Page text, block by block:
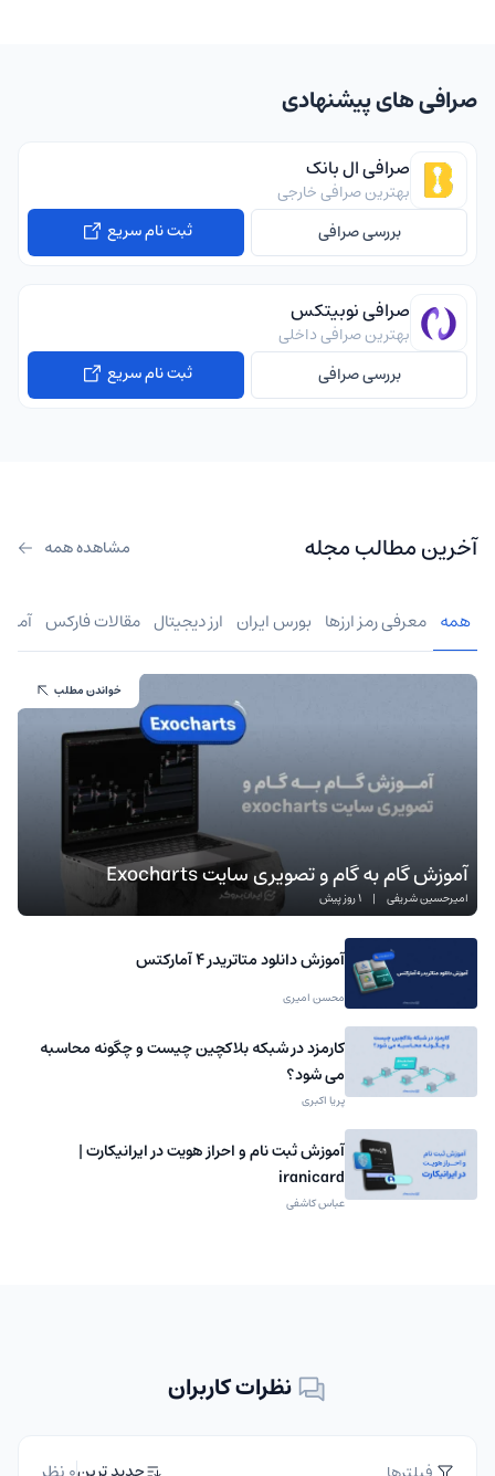
صرافی های پیشنهادی
صرافی ال بانک
بهترین صرافی خارجی
بررسی صرافی
ثبت نام سریع
صرافی نوبیتکس
بهترین صرافی داخلی
بررسی صرافی
ثبت نام سریع
آخرین مطالب مجله مشاهده همه
همه معرفی رمز ارزها بورس ایران ارز دیجیتال مقالات فارکس
آموزش گام به گام و تصویری سایت Exocharts
امیرحسین شریفی | 1 روز پیش
خواندن مطلب
آموزش دانلود متاتریدر 4 آمارکتس
محسن امیری
کارمزد در شبکه بلاکچین چیست و چگونه محاسبه
می شود؟
پریا اکبری
آموزش ثبت نام و احراز هویت در ایرانیکارت |
iranicard
عباس کاشفی
نظرات کاربران